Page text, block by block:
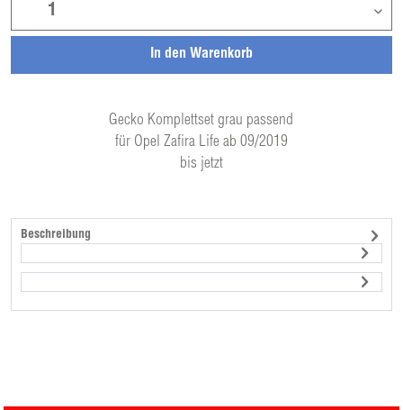
Gecko Komplettset grau passend
für Opel Zafira Life ab 09/2019
bis jetzt
In den Warenkorb
Beschreibung